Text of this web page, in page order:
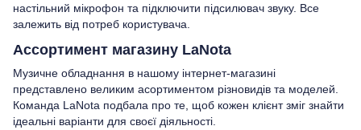
настільний мікрофон та підключити підсилювач звуку. Все
залежить від потреб користувача.
Ассортимент магазину LaNota
Музичне обладнання в нашому інтернет-магазині
представлено великим асортиментом різновидів та моделей.
Команда LaNota подбала про те, щоб кожен клієнт зміг знайти
ідеальні варіанти для своєї діяльності.